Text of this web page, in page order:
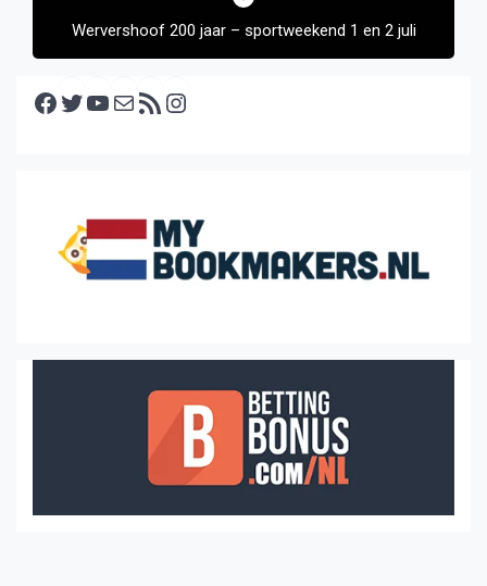
Wervershoof 200 jaar – sportweekend 1 en 2 juli
Facebook Twitter YouTube E-mail RSS feed